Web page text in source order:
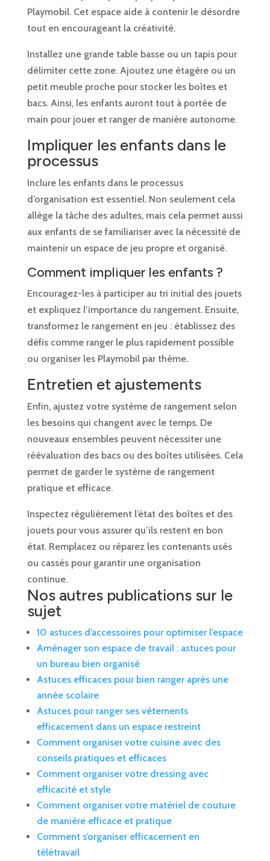
Playmobil. Cet espace aide à contenir le désordre
tout en encourageant la créativité.
Installez une grande table basse ou un tapis pour
délimiter cette zone. Ajoutez une étagère ou un
petit meuble proche pour stocker les boîtes et
bacs. Ainsi, les enfants auront tout à portée de
main pour jouer et ranger de manière autonome.
Impliquer les enfants dans le
processus
Inclure les enfants dans le processus
d’organisation est essentiel. Non seulement cela
allège la tâche des adultes, mais cela permet aussi
aux enfants de se familiariser avec la nécessité de
maintenir un espace de jeu propre et organisé.
Comment impliquer les enfants ?
Encouragez-les à participer au tri initial des jouets
et expliquez l’importance du rangement. Ensuite,
transformez le rangement en jeu : établissez des
défis comme ranger le plus rapidement possible
ou organiser les Playmobil par thème.
Entretien et ajustements
Enfin, ajustez votre système de rangement selon
les besoins qui changent avec le temps. De
nouveaux ensembles peuvent nécessiter une
réévaluation des bacs ou des boîtes utilisées. Cela
permet de garder le système de rangement
pratique et efficace.
Inspectez régulièrement l’état des boîtes et des
jouets pour vous assurer qu’ils restent en bon
état. Remplacez ou réparez les contenants usés
ou cassés pour garantir une organisation
continue.
Nos autres publications sur le
sujet
10 astuces d’accessoires pour optimiser l’espace
Aménager son espace de travail : astuces pour
un bureau bien organisé
Astuces efficaces pour bien ranger après une
année scolaire
Astuces pour ranger ses vêtements
efficacement dans un espace restreint
Comment organiser votre cuisine avec des
conseils pratiques et efficaces
Comment organiser votre dressing avec
efficacité et style
Comment organiser votre matériel de couture
de manière efficace et pratique
Comment s’organiser efficacement en
télétravail